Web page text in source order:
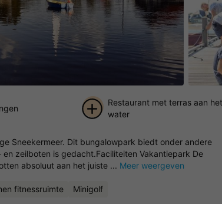
foto's
Restaurant met terras aan het
water
Sneekermeer. Dit bungalowpark biedt onder andere
zeilboten is gedacht.Faciliteiten Vakantiepark De
absoluut aan het juiste ... Meer weergeven
fitnessruimte Minigolf